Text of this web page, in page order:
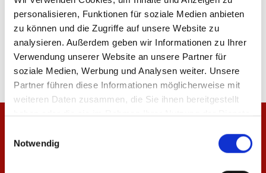
personalisieren, Funktionen für soziale Medien anbieten
zu können und die Zugriffe auf unsere Website zu
analysieren. Außerdem geben wir Informationen zu Ihrer
Verwendung unserer Website an unsere Partner für
soziale Medien, Werbung und Analysen weiter. Unsere
Partner führen diese Informationen möglicherweise mit
weiteren Daten zusammen, die Sie ihnen bereitgestellt
haben oder die sie im Rahmen Ihrer Nutzung der Dienste
Notwendig
Produktdetails